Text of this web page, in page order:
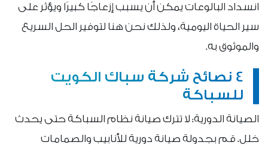
انسداد البالوعات يمكن أن يسبب إزعاجًا كبيرًا ويؤثر على
سير الحياة اليومية، ولذلك نحن هنا لتوفير الحل السريع
والموثوق به.
4 نصائح شركة سباك الكويت
للسباكة
الصيانة الدورية: لا تترك صيانة نظام السباكة حتى يحدث
خلل. قم بجدولة صيانة دورية للأنابيب والصمامات